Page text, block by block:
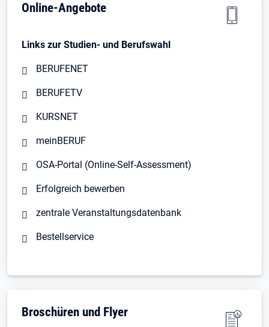
Online-Angebote
Links zur Studien- und Berufswahl
BERUFENET
BERUFETV
KURSNET
meinBERUF
OSA-Portal (Online-Self-Assessment)
Erfolgreich bewerben
zentrale Veranstaltungsdatenbank
Bestellservice
Broschüren und Flyer